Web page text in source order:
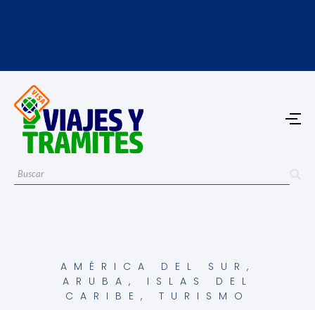
AMÉRICA DEL SUR ,
ARUBA , ISLAS DEL
CARIBE , TURISMO